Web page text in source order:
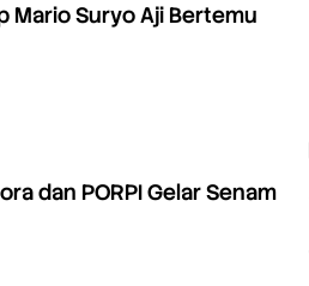
Mario Suryo Aji Bertemu
dan PORPI Gelar Senam